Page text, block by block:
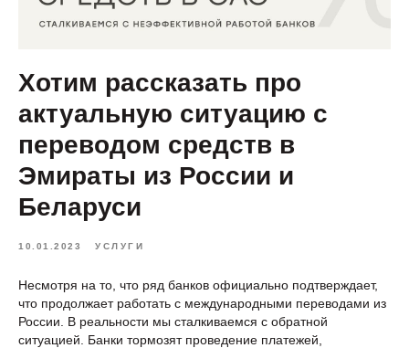
Хотим рассказать про
актуальную ситуацию с
переводом средств в
Эмираты из России и
Беларуси
10.01.2023 УСЛУГИ
Несмотря на то, что ряд банков официально подтверждает,
что продолжает работать с международными переводами из
России. В реальности мы сталкиваемся с обратной
ситуацией. Банки тормозят проведение платежей,